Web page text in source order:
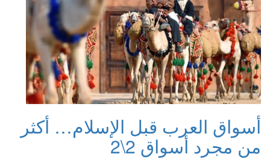
أسواق العرب قبل الإسلام… أكثر
من مجرد أسواق 2\2